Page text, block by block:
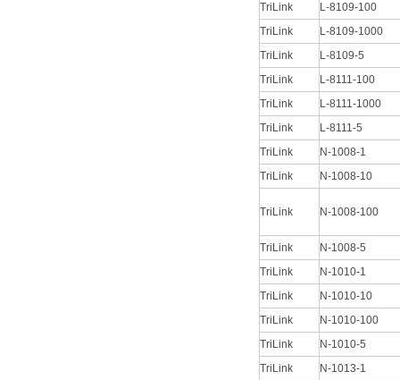
TriLink
L-8109-100
TriLink
L-8109-1000
TriLink
L-8109-5
TriLink
L-8111-100
TriLink
L-8111-1000
TriLink
L-8111-5
TriLink
N-1008-1
TriLink
N-1008-10
TriLink N-1008-100
TriLink
N-1008-5
TriLink
N-1010-1
TriLink
N-1010-10
TriLink
N-1010-100
TriLink
N-1010-5
TriLink
N-1013-1